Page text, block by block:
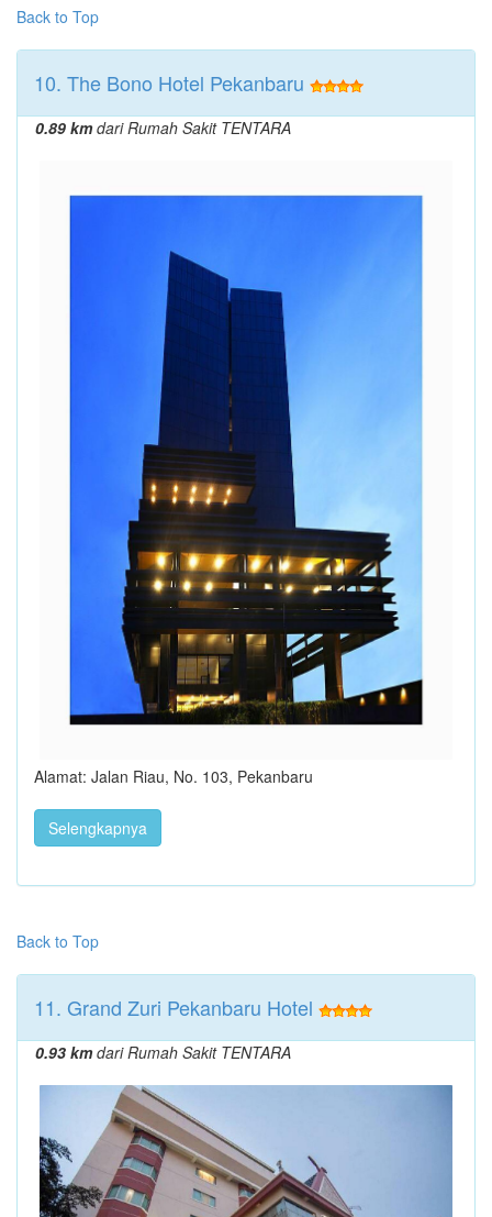
Back to Top
10. The Bono Hotel Pekanbaru
0.89 kmdari Rumah Sakit TENTARA
Alamat: Jalan Riau, No. 103, Pekanbaru
Selengkapnya
Back to Top
11. Grand Zuri Pekanbaru Hotel
0.93 kmdari Rumah Sakit TENTARA